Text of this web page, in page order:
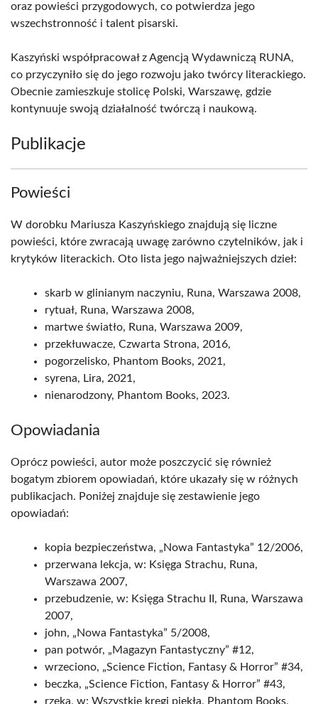
oraz powieści przygodowych, co potwierdza jego
wszechstronność i talent pisarski.
Kaszyński współpracował z Agencją Wydawniczą RUNA,
co przyczyniło się do jego rozwoju jako twórcy literackiego.
Obecnie zamieszkuje stolicę Polski, Warszawę, gdzie
kontynuuje swoją działalność twórczą i naukową.
Publikacje
Powieści
W dorobku Mariusza Kaszyńskiego znajdują się liczne
powieści, które zwracają uwagę zarówno czytelników, jak i
krytyków literackich. Oto lista jego najważniejszych dzieł:
skarb w glinianym naczyniu, Runa, Warszawa 2008,
rytuał, Runa, Warszawa 2008,
martwe światło, Runa, Warszawa 2009,
przekłuwacze, Czwarta Strona, 2016,
pogorzelisko, Phantom Books, 2021,
syrena, Lira, 2021,
nienarodzony, Phantom Books, 2023.
Opowiadania
Oprócz powieści, autor może poszczycić się również
bogatym zbiorem opowiadań, które ukazały się w różnych
publikacjach. Poniżej znajduje się zestawienie jego
opowiadań:
kopia bezpieczeństwa, „Nowa Fantastyka” 12/2006,
przerwana lekcja, w: Księga Strachu, Runa,
Warszawa 2007,
przebudzenie, w: Księga Strachu II, Runa, Warszawa
2007,
john, „Nowa Fantastyka” 5/2008,
pan potwór, „Magazyn Fantastyczny” #12,
wrzeciono, „Science Fiction, Fantasy & Horror” #34,
beczka, „Science Fiction, Fantasy & Horror” #43,
rzeka, w: Wszystkie kręgi piekła, Phantom Books,